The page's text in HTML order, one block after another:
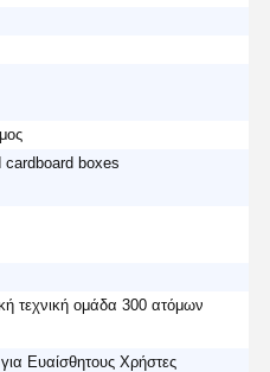
boxes
τεχνική ομάδα 300 ατόμων
Ευαίσθητους Χρήστες